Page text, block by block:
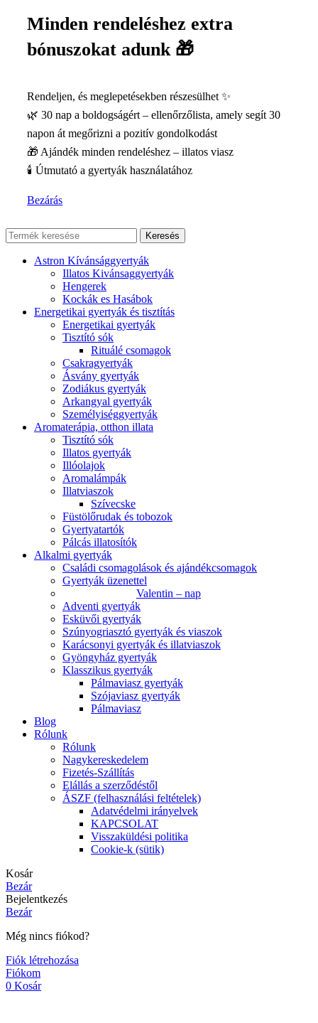
Minden rendeléshez extra
bónuszokat adunk 🎁
Rendeljen, és meglepetésekben részesülhet ✨
🌿 30 nap a boldogságért – ellenőrzőlista, amely segít 30
napon át megőrizni a pozitív gondolkodást
🎁 Ajándék minden rendeléshez – illatos viasz
🕯️ Útmutató a gyertyák használatához
Bezárás
Keresés
Astron Kívánsággyertyák
Illatos Kivánsaggyertyák
Hengerek
Kockák es Hasábok
Energetikai gyertyák és tisztítás
Energetikai gyertyák
Tisztító sók
Rituálé csomagok
Csakragyertyák
Ásvány gyertyák
Zodiákus gyertyák
Arkangyal gyertyák
Személyiséggyertyák
Aromaterápia, otthon illata
Tisztító sók
Illatos gyertyák
Illóolajok
Aromalámpák
Illatviaszok
Szívecske
Füstölőrudak és tobozok
Gyertyatartók
Pálcás illatosítók
Alkalmi gyertyák
Családi csomagolások és ajándékcsomagok
Gyertyák üzenettel
Valentin – nap
Adventi gyertyák
Esküvői gyertyák
Szúnyogriasztó gyertyák és viaszok
Karácsonyi gyertyák és illatviaszok
Gyöngyház gyertyák
Klasszikus gyertyák
Pálmaviasz gyertyák
Szójaviasz gyertyák
Pálmaviasz
Blog
Rólunk
Rólunk
Nagykereskedelem
Fizetés-Szállítás
Elállás a szerződéstől
ÁSZF (felhasználási feltételek)
Adatvédelmi irányelvek
KAPCSOLAT
Visszaküldési politika
Cookie-k (sütik)
Kosár
Bezár
Bejelentkezés
Bezár
Még nincs fiókod?
Fiók létrehozása
Fiókom
0 Kosár